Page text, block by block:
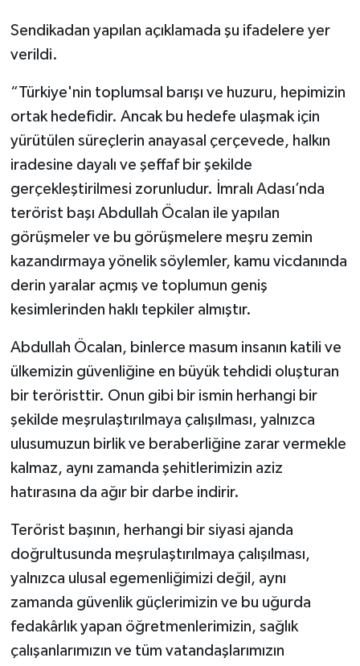
Sendikadan yapılan açıklamada şu ifadelere yer
verildi.
“Türkiye'nin toplumsal barışı ve huzuru, hepimizin
ortak hedefidir. Ancak bu hedefe ulaşmak için
yürütülen süreçlerin anayasal çerçevede, halkın
iradesine dayalı ve şeffaf bir şekilde
gerçekleştirilmesi zorunludur. İmralı Adası’nda
terörist başı Abdullah Öcalan ile yapılan
görüşmeler ve bu görüşmelere meşru zemin
kazandırmaya yönelik söylemler, kamu vicdanında
derin yaralar açmış ve toplumun geniş
kesimlerinden haklı tepkiler almıştır.
Abdullah Öcalan, binlerce masum insanın katili ve
ülkemizin güvenliğine en büyük tehdidi oluşturan
bir teröristtir. Onun gibi bir ismin herhangi bir
şekilde meşrulaştırılmaya çalışılması, yalnızca
ulusumuzun birlik ve beraberliğine zarar vermekle
kalmaz, aynı zamanda şehitlerimizin aziz
hatırasına da ağır bir darbe indirir.
Terörist başının, herhangi bir siyasi ajanda
doğrultusunda meşrulaştırılmaya çalışılması,
yalnızca ulusal egemenliğimizi değil, aynı
zamanda güvenlik güçlerimizin ve bu uğurda
fedakârlık yapan öğretmenlerimizin, sağlık
çalışanlarımızın ve tüm vatandaşlarımızın